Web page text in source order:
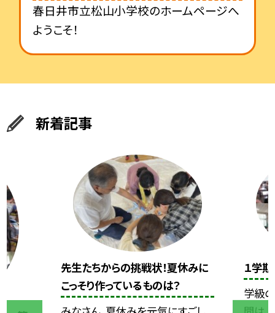
春日井市立松山小学校のホームページへ
ようこそ！
新着記事
先生たちからの挑戦状！夏休みに
こっそり作っているものは？
１学
学級